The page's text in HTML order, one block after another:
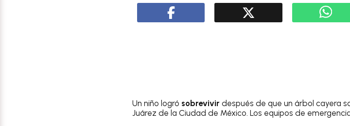
Un niño logró sobrevivir después de que un árbol cayera
Juárez de la Ciudad de México. Los equipos de